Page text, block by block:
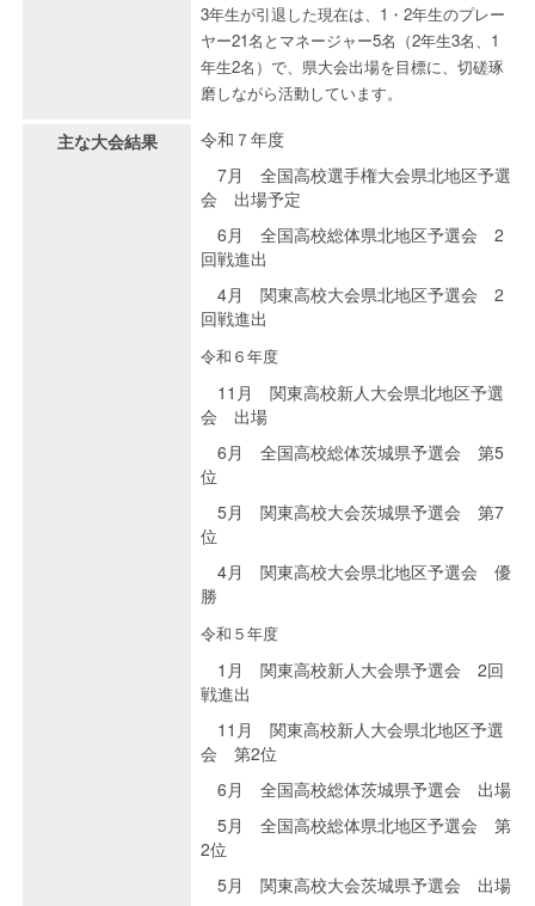
3年生が引退した現在は、1・2年生のプレー
ヤー21名とマネージャー5名（2年生3名、1
年生2名）で、県大会出場を目標に、切磋琢
磨しながら活動しています。
主な大会結果
令和７年度
7月 全国高校選手権大会県北地区予選
会 出場予定
6月 全国高校総体県北地区予選会 2
回戦進出
4月 関東高校大会県北地区予選会 2
回戦進出
令和６年度
11月 関東高校新人大会県北地区予選
会 出場
6月 全国高校総体茨城県予選会 第5
位
5月 関東高校大会茨城県予選会 第7
位
4月 関東高校大会県北地区予選会 優
勝
令和５年度
1月 関東高校新人大会県予選会 2回
戦進出
11月 関東高校新人大会県北地区予選
会 第2位
6月 全国高校総体茨城県予選会 出場
5月 全国高校総体県北地区予選会 第
2位
5月 関東高校大会茨城県予選会 出場